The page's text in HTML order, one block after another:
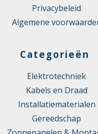
Privacybeleid
Algemene
Categorieën
Elektrotechniek
Kabels en Draad
Installatiematerialen
Gereedschap